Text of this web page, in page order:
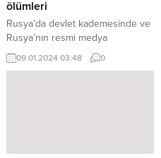
ölümleri
Rusya’da devlet kademesinde ve
Rusya’nın resmi medya
kuruluşlarında görevli isimlerin
gizemli ölümleri devam ediyor.
09.01.2024 03:48 0